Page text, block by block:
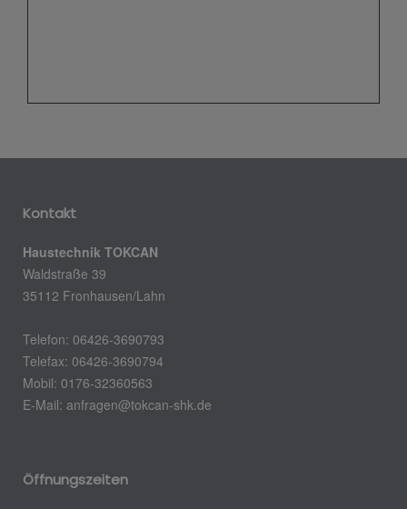
Kontakt
Haustechnik TOKCAN
Waldstraße 39
35112 Fronhausen/Lahn
Telefon: 06426-3690793
Telefax: 06426-3690794
Mobil: 0176-32360563
E-Mail: anfragen@tokcan-shk.de
Öffnungszeiten